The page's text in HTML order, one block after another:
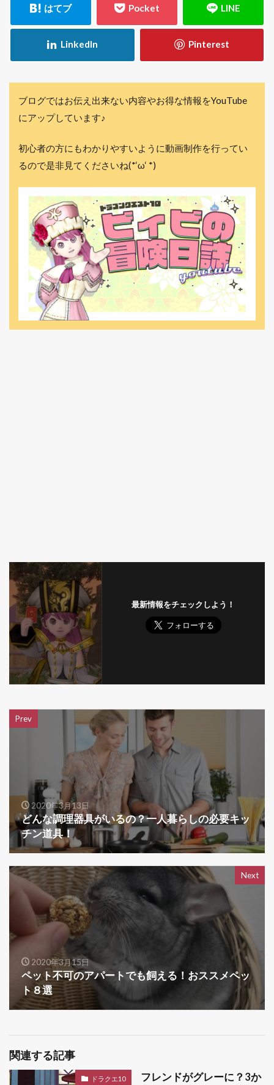
ブログではお伝え出来ない内容やお得な情報をYouTube
にアップしています♪
初心者の方にもわかりやすいように動画制作を行ってい
るので是非見てくださいね(*‘ω‘ *)
最新情報をチェックしよう！
Prev
2020年3月13日
どんな調理器具がいるの？一人暮らしの必要キッ
チン道具！
Next
2020年3月15日
ペット不可のアパートでも飼える！おススメペッ
ト８選
関連する記事
ドラクエ10 フレンドがグレーに？3か